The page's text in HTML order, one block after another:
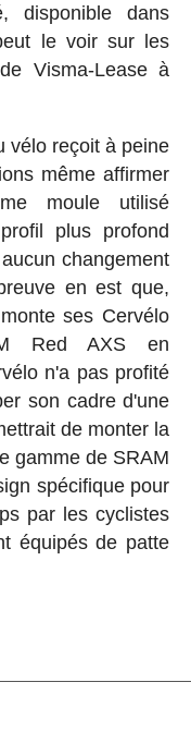
disponible dans
le voir sur les
Visma-Lease à
vélo reçoit à peine
même affirmer
moule utilisé
plus profond
changement
en est que,
ses Cervélo
Red AXS en
n'a pas profité
son cadre d'une
de monter la
gamme de SRAM
spécifique pour
par les cyclistes
équipés de patte